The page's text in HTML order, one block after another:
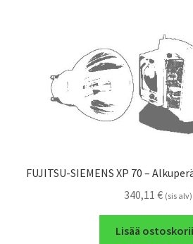
FUJITSU-SIEMENS XP 70 –
340,11 € (sis alv)
Lisää